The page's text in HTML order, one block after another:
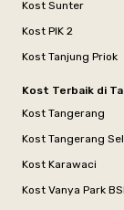
Kost Sunter
Kost PIK 2
Kost Tanjung Priok
Kost Terbaik di
Kost Tangerang
Kost Tangerang
Kost Karawaci
Kost Vanya Park